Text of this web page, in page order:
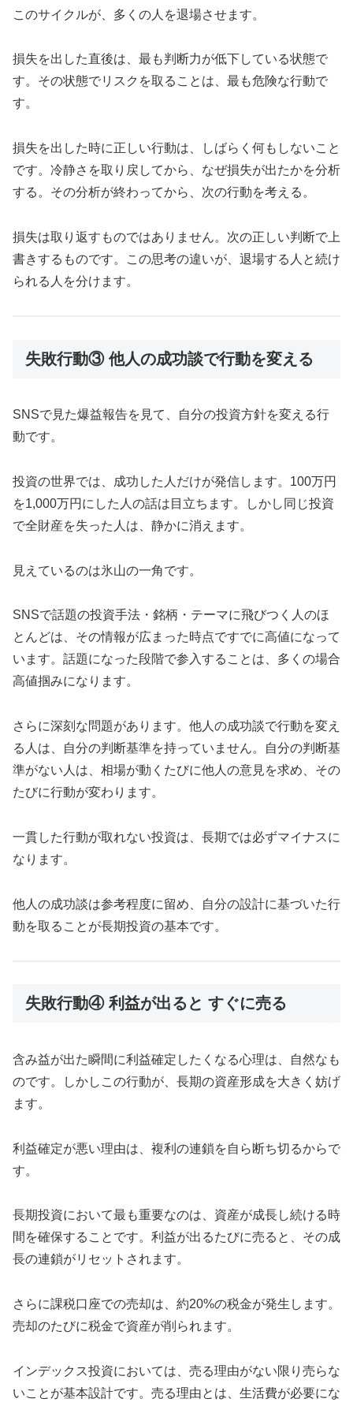
このサイクルが、多くの人を退場させます。
損失を出した直後は、最も判断力が低下している状態で
す。その状態でリスクを取ることは、最も危険な行動で
す。
損失を出した時に正しい行動は、しばらく何もしないこと
です。冷静さを取り戻してから、なぜ損失が出たかを分析
する。その分析が終わってから、次の行動を考える。
損失は取り返すものではありません。次の正しい判断で上
書きするものです。この思考の違いが、退場する人と続け
られる人を分けます。
失敗行動③ 他人の成功談で行動を変える
SNSで見た爆益報告を見て、自分の投資方針を変える行
動です。
投資の世界では、成功した人だけが発信します。100万円
を1,000万円にした人の話は目立ちます。しかし同じ投資
で全財産を失った人は、静かに消えます。
見えているのは氷山の一角です。
SNSで話題の投資手法・銘柄・テーマに飛びつく人のほ
とんどは、その情報が広まった時点ですでに高値になって
います。話題になった段階で参入することは、多くの場合
高値掴みになります。
さらに深刻な問題があります。他人の成功談で行動を変え
る人は、自分の判断基準を持っていません。自分の判断基
準がない人は、相場が動くたびに他人の意見を求め、その
たびに行動が変わります。
一貫した行動が取れない投資は、長期では必ずマイナスに
なります。
他人の成功談は参考程度に留め、自分の設計に基づいた行
動を取ることが長期投資の基本です。
失敗行動④ 利益が出ると すぐに売る
含み益が出た瞬間に利益確定したくなる心理は、自然なも
のです。しかしこの行動が、長期の資産形成を大きく妨げ
ます。
利益確定が悪い理由は、複利の連鎖を自ら断ち切るからで
す。
長期投資において最も重要なのは、資産が成長し続ける時
間を確保することです。利益が出るたびに売ると、その成
長の連鎖がリセットされます。
さらに課税口座での売却は、約20%の税金が発生します。
売却のたびに税金で資産が削られます。
インデックス投資においては、売る理由がない限り売らな
いことが基本設計です。売る理由とは、生活費が必要にな